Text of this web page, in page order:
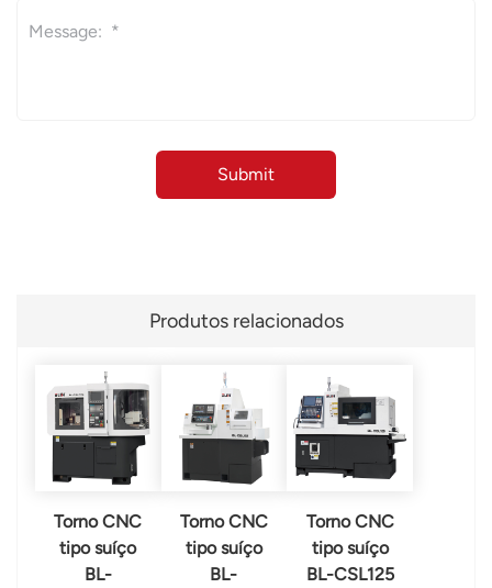
Produtos relacionados
Torno CNC
tipo suíço
BL-
Torno CNC
tipo suíço
BL-
Torno CNC
tipo suíço
BL-CSL125